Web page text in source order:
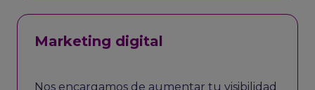
Marketing digital
Nos encargamos de aumentar tu visibilidad